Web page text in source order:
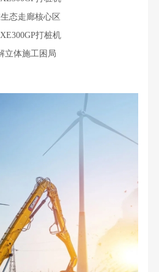
态走廊核心区
打桩机
立体施工困局